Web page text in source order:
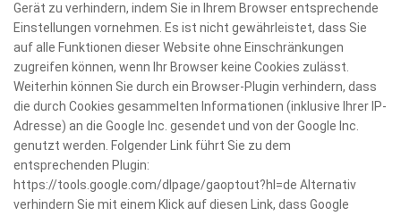
Gerät zu verhindern, indem Sie in Ihrem Browser entsprechende
Einstellungen vornehmen. Es ist nicht gewährleistet, dass Sie
auf alle Funktionen dieser Website ohne Einschränkungen
zugreifen können, wenn Ihr Browser keine Cookies zulässt.
Weiterhin können Sie durch ein Browser-Plugin verhindern, dass
die durch Cookies gesammelten Informationen (inklusive Ihrer IP-
Adresse) an die Google Inc. gesendet und von der Google Inc.
genutzt werden. Folgender Link führt Sie zu dem
entsprechenden Plugin:
https://tools.google.com/dlpage/gaoptout?hl=de Alternativ
verhindern Sie mit einem Klick auf diesen Link, dass Google